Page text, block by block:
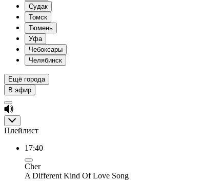
Судак
Томск
Тюмень
Уфа
Чебоксары
Челябинск
Ещё города
В эфир
Плейлист
17:40
Cher
A Different Kind Of Love Song